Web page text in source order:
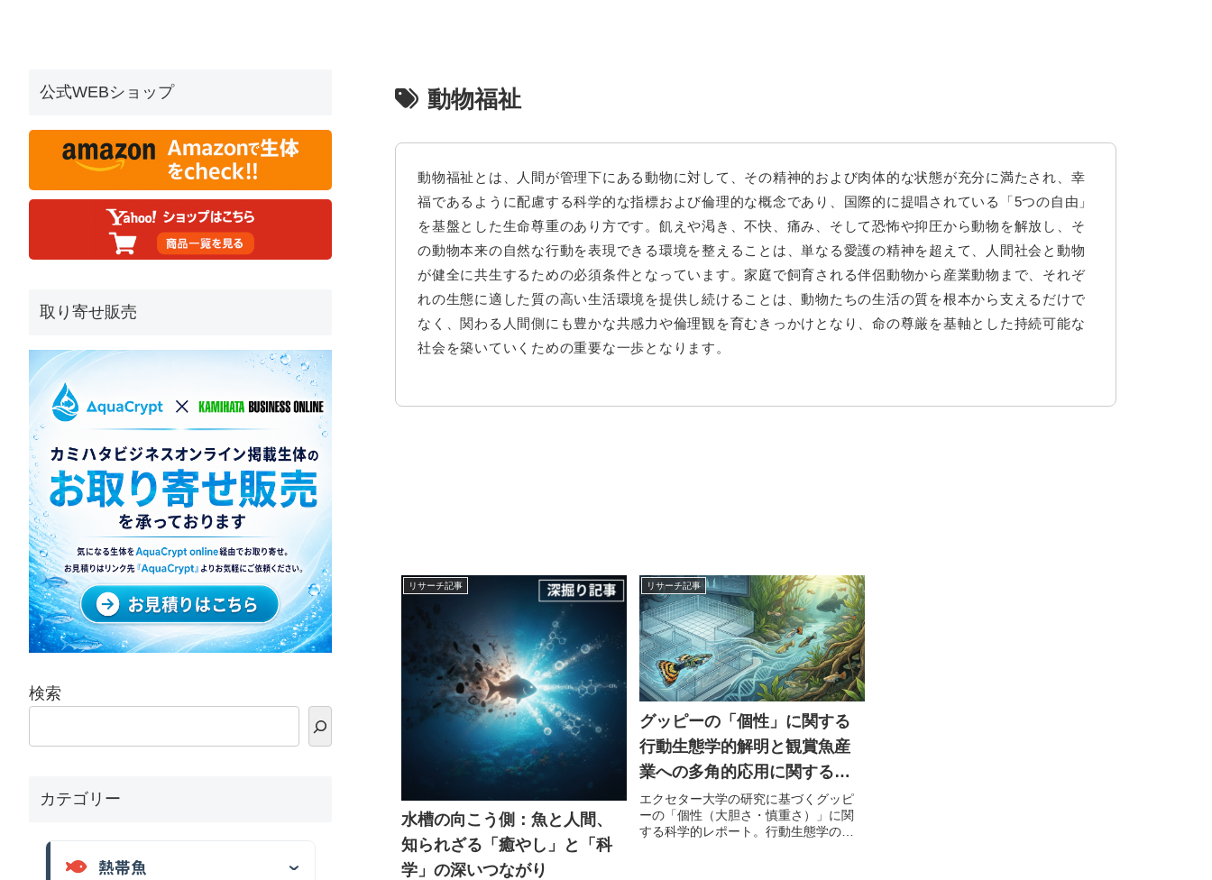
動物福祉
動物福祉とは、人間が管理下にある動物に対して、その精神的および肉体的な状態が充分に満たされ、幸
福であるように配慮する科学的な指標および倫理的な概念であり、国際的に提唱されている「5つの自由」
を基盤とした生命尊重のあり方です。飢えや渇き、不快、痛み、そして恐怖や抑圧から動物を解放し、そ
の動物本来の自然な行動を表現できる環境を整えることは、単なる愛護の精神を超えて、人間社会と動物
が健全に共生するための必須条件となっています。家庭で飼育される伴侶動物から産業動物まで、それぞ
れの生態に適した質の高い生活環境を提供し続けることは、動物たちの生活の質を根本から支えるだけで
なく、関わる人間側にも豊かな共感力や倫理観を育むきっかけとなり、命の尊厳を基軸とした持続可能な
社会を築いていくための重要な一歩となります。
リサーチ記事
水槽の向こう側：魚と人間、
知られざる「癒やし」と「科
学」の深いつながり
リサーチ記事
グッピーの「個性」に関する
行動生態学的解明と観賞魚産
業への多角的応用に関する包
括的研究報告書
エクセター大学の研究に基づくグッピ
ーの「個性（大胆さ・慎重さ）」に関
する科学的レポート。行動生態学の知
公式WEBショップ
取り寄せ販売
検索
カテゴリー
熱帯魚